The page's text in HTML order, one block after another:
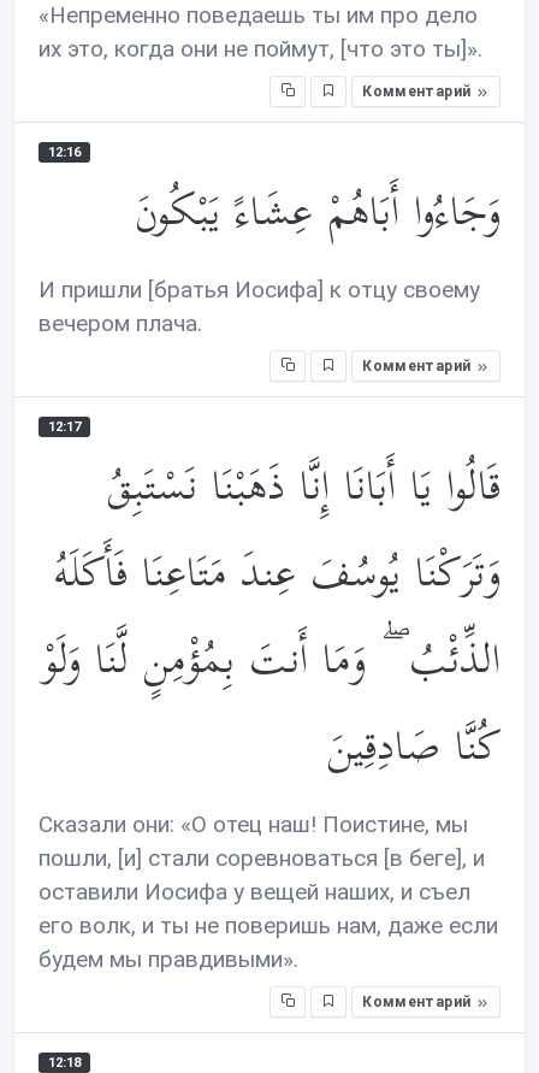
«Непременно поведаешь ты им про дело
их это, когда они не поймут, [что это ты]».
Комментарий
12:16
وَجَاءُوا أَبَاهُمْ عِشَاءً يَبْكُونَ
И пришли [братья Иосифа] к отцу своему
вечером плача.
Комментарий
12:17
قَالُوا يَا أَبَانَا إِنَّا ذَهَبْنَا نَسْتَبِقُ
وَتَرَكْنَا يُوسُفَ عِندَ مَتَاعِنَا فَأَكَلَهُ
الذِّئْبُ ۖ وَمَا أَنتَ بِمُؤْمِنٍ لَّنَا وَلَوْ
كُنَّا صَادِقِينَ
Сказали они: «О отец наш! Поистине, мы
пошли, [и] стали соревноваться [в беге], и
оставили Иосифа у вещей наших, и съел
его волк, и ты не поверишь нам, даже если
будем мы правдивыми».
Комментарий
12:18